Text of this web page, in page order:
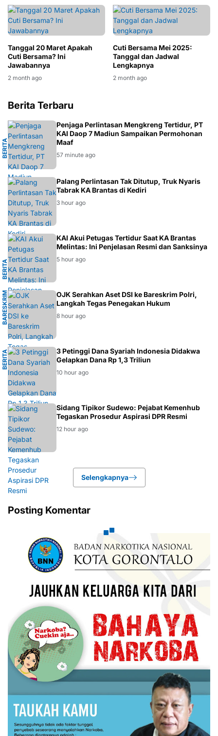
Tanggal 20 Maret Apakah
Cuti Bersama? Ini
Jawabannya
2 month ago
Cuti Bersama Mei 2025:
Tanggal dan Jadwal
Lengkapnya
2 month ago
Berita Terbaru
B
E
R
I
T
A
M
E
N
G
K
R
E
NG
Penjaga Perlintasan Mengkreng Tertidur, PT
KAI Daop 7 Madiun Sampaikan Permohonan
Maaf
57 minute ago
BERITA
Palang Perlintasan Tak Ditutup, Truk Nyaris
Tabrak KA Brantas di Kediri
3 hour ago
B
E
R
I
T
A
T
R
A
N
S
P
O
R
T
A
SI
KAI Akui Petugas Tertidur Saat KA Brantas
Melintas: Ini Penjelasan Resmi dan Sanksinya
5 hour ago
B
A
R
E
S
K
R
I
M
P
O
L
RI
OJK Serahkan Aset DSI ke Bareskrim Polri,
Langkah Tegas Penegakan Hukum
8 hour ago
B
E
R
I
T
A
H
U
K
UM
3 Petinggi Dana Syariah Indonesia Didakwa
Gelapkan Dana Rp 1,3 Triliun
10 hour ago
HUKUM
Sidang Tipikor Sudewo: Pejabat Kemenhub
Tegaskan Prosedur Aspirasi DPR Resmi
12 hour ago
Selengkapnya
Posting Komentar